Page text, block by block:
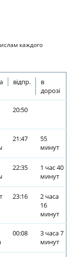
каждого
відпр.
в
дорозі
20:50
21:47
55
минут
22:35
1 час 40
минут
23:16
2 часа
16
минут
00:08
3 часа 7
минут